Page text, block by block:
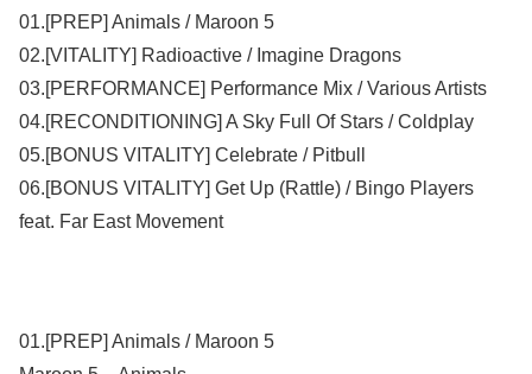
01.[PREP] Animals / Maroon 5
02.[VITALITY] Radioactive / Imagine Dragons
03.[PERFORMANCE] Performance Mix / Various Artists
04.[RECONDITIONING] A Sky Full Of Stars / Coldplay
05.[BONUS VITALITY] Celebrate / Pitbull
06.[BONUS VITALITY] Get Up (Rattle) / Bingo Players
feat. Far East Movement
01.[PREP] Animals / Maroon 5